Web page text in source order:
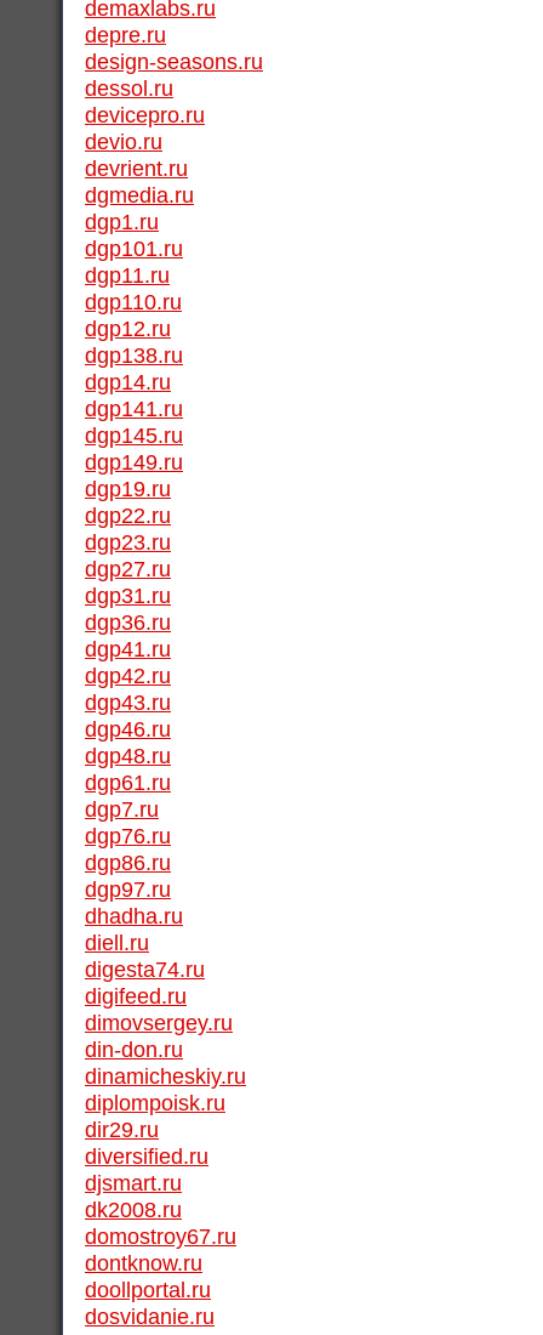
demaxlabs.ru
depre.ru
design-seasons.ru
dessol.ru
devicepro.ru
devio.ru
devrient.ru
dgmedia.ru
dgp1.ru
dgp101.ru
dgp11.ru
dgp110.ru
dgp12.ru
dgp138.ru
dgp14.ru
dgp141.ru
dgp145.ru
dgp149.ru
dgp19.ru
dgp22.ru
dgp23.ru
dgp27.ru
dgp31.ru
dgp36.ru
dgp41.ru
dgp42.ru
dgp43.ru
dgp46.ru
dgp48.ru
dgp61.ru
dgp7.ru
dgp76.ru
dgp86.ru
dgp97.ru
dhadha.ru
diell.ru
digesta74.ru
digifeed.ru
dimovsergey.ru
din-don.ru
dinamicheskiy.ru
diplompoisk.ru
dir29.ru
diversified.ru
djsmart.ru
dk2008.ru
domostroy67.ru
dontknow.ru
doollportal.ru
dosvidanie.ru